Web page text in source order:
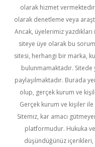
olarak hizmet
olarak denetleme veya
Ancak, üyelerimiz
siteye üye olarak bu
sitesi, herhangi bir marka,
bulunmamaktadır. Sitede
paylaşılmaktadır. Burada
olup, gerçek kurum ve
Gerçek kurum ve kişiler
Sitemiz, kar amacı
platformudur. Hukuka
düşündüğünüz içerikleri,